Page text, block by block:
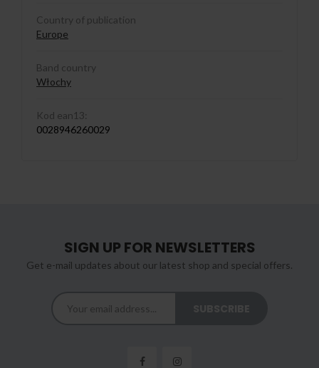
Country of publication
Europe
Band country
Włochy
Kod ean13:
0028946260029
SIGN UP FOR NEWSLETTERS
Get e-mail updates about our latest shop and special offers.